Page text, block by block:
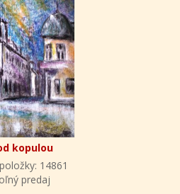
kopulou
14861
predaj